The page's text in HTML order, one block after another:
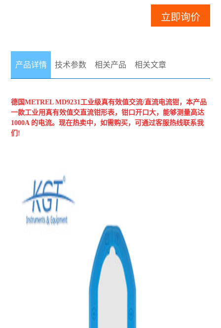
立即询价
产品详情 技术参数 相关产品 相关文章
德国METREL MD9231工业级真有效值交流/直流电流钳，本产品
一款工业用真有效值交直流钳形表，钳口开口大，能够测量高达
1000A 的电流。现在热卖中，如需购买，可通过客服热线联系我
们!